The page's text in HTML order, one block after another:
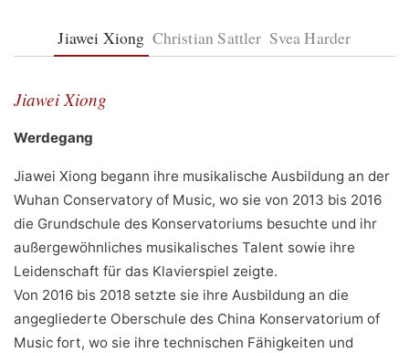
Jiawei Xiong Christian Sattler Svea Harder
Jiawei Xiong
Werdegang
Jiawei Xiong begann ihre musikalische Ausbildung an der
Wuhan Conservatory of Music, wo sie von 2013 bis 2016
die Grundschule des Konservatoriums besuchte und ihr
außergewöhnliches musikalisches Talent sowie ihre
Leidenschaft für das Klavierspiel zeigte.
Von 2016 bis 2018 setzte sie ihre Ausbildung an die
angegliederte Oberschule des China Konservatorium of
Music fort, wo sie ihre technischen Fähigkeiten und